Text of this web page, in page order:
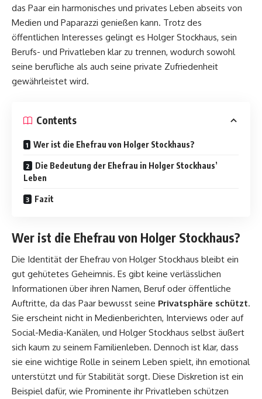
das Paar ein harmonisches und privates Leben abseits von
Medien und Paparazzi genießen kann. Trotz des
öffentlichen Interesses gelingt es Holger Stockhaus, sein
Berufs- und Privatleben klar zu trennen, wodurch sowohl
seine berufliche als auch seine private Zufriedenheit
gewährleistet wird.
Contents
Wer ist die Ehefrau von Holger Stockhaus?
Die Bedeutung der Ehefrau in Holger Stockhaus’
Leben
Fazit
Wer ist die Ehefrau von Holger Stockhaus?
Die Identität der Ehefrau von Holger Stockhaus bleibt ein
gut gehütetes Geheimnis. Es gibt keine verlässlichen
Informationen über ihren Namen, Beruf oder öffentliche
Auftritte, da das Paar bewusst seine Privatsphäre schützt.
Sie erscheint nicht in Medienberichten, Interviews oder auf
Social-Media-Kanälen, und Holger Stockhaus selbst äußert
sich kaum zu seinem Familienleben. Dennoch ist klar, dass
sie eine wichtige Rolle in seinem Leben spielt, ihn emotional
unterstützt und für Stabilität sorgt. Diese Diskretion ist ein
Beispiel dafür, wie Prominente ihr Privatleben schützen